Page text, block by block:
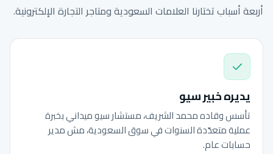
أربعة أسباب تختارنا العلامات السعودية ومتاجر التجارة الإلكترونية.
يديره خبير سيو
تأسس وقاده محمد الشريف، مستشار سيو ميداني بخبرة
عملية متعدّدة السنوات في سوق السعودية، مش مدير
حسابات عام.